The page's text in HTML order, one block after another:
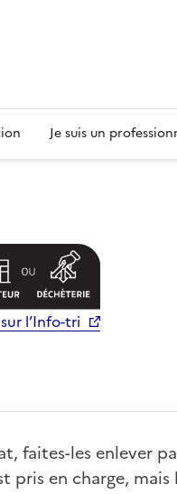
Je suis un
l’Info-tri
faites-les enlever
pris en charge,